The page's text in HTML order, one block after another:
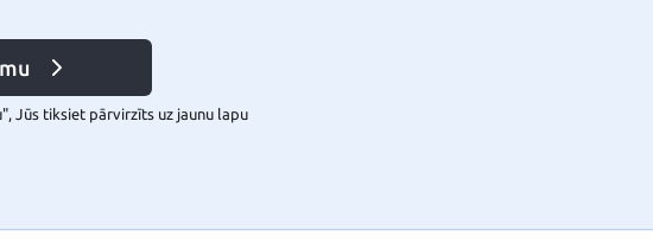
Jūs tiksiet pārvirzīts uz jaunu lapu